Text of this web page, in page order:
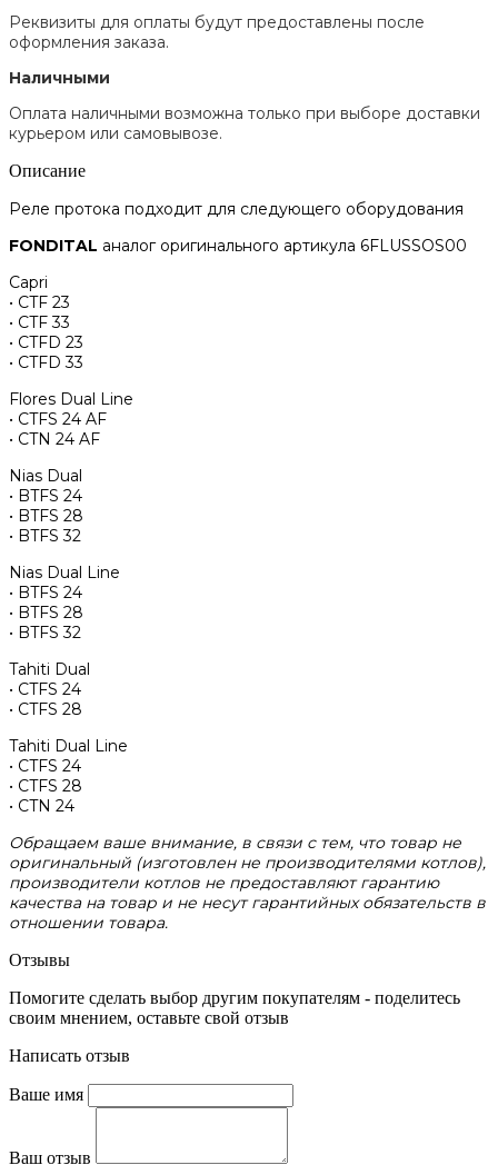
Реквизиты для оплаты будут предоставлены после
оформления заказа.
Наличными
Оплата наличными возможна только при выборе доставки
курьером или самовывозе.
Описание
Реле протока подходит для следующего оборудования
FONDITAL аналог оригинального артикула 6FLUSSOS00
Capri
• CTF 23
• CTF 33
• CTFD 23
• CTFD 33
Flores Dual Line
• CTFS 24 AF
• CTN 24 AF
Nias Dual
• BTFS 24
• BTFS 28
• BTFS 32
Nias Dual Line
• BTFS 24
• BTFS 28
• BTFS 32
Tahiti Dual
• CTFS 24
• CTFS 28
Tahiti Dual Line
• CTFS 24
• CTFS 28
• CTN 24
Обращаем ваше внимание, в связи с тем, что товар не
оригинальный (изготовлен не производителями котлов),
производители котлов не предоставляют гарантию
качества на товар и не несут гарантийных обязательств в
отношении товара.
Отзывы
Помогите сделать выбор другим покупателям - поделитесь
своим мнением, оставьте свой отзыв
Написать отзыв
Ваше имя
Ваш отзыв